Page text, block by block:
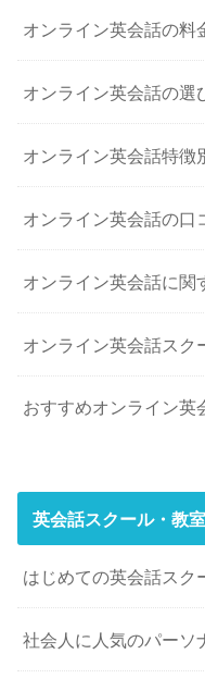
オンライン英会話の料
オンライン英会話の選
オンライン英会話特徴
オンライン英会話の口
オンライン英会話に関
オンライン英会話スク
おすすめオンライン英
英会話スクール・教
はじめての英会話スク
社会人に人気のパーソ